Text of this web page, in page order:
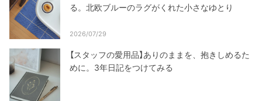
る。北欧ブルーのラグがくれた小さなゆとり
2026/07/29
【スタッフの愛用品】ありのままを、抱きしめるた
めに。3年日記をつけてみる